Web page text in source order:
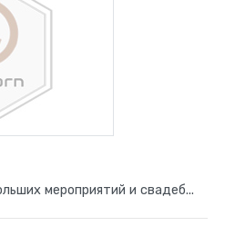
мероприятий и свадеб...